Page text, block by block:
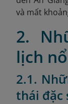
và mất
2.
lịch
2.1.
thái đặc